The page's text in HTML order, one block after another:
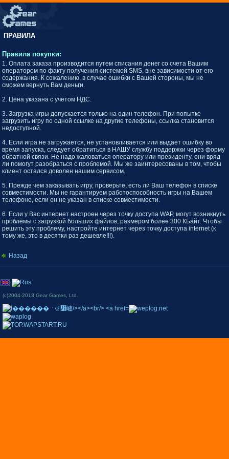
ПРАВИЛА
Правила покупки:
1. Оплата заказа производится путем списания денег со счета Вашим
оператором по факту получения системой SMS, вне зависимости от его
содержания. К сожалению, в случае ошибки с Вашей стороны, мы не
сможем вернуть Вам деньги.
2. Цена указана c учетом НДС.
3. Загрузка игры допускается только на один телефон. При попытке
загрузить игру по одной ссылке на другие телефоны, ссылка становится
недоступной.
4. Если игра не загружается, не установливается или выдает ошибку во
время запуска, следует обратиться в НАШУ службу поддержки через форму
обратной связи. Не надо жаловаться оператору или президенту, они вряд
ли помогут разобраться с проблемой. Мы же заинтересованы в том, чтобы
клиент остался доволен нашим сервисом.
5. Прежде чем заказывать игру, проверьте, есть ли Ваш телефон в списке
совместимости. Мы не гарантируем работоспособность игры на Вашем
телефоне, если он не указан в списке совместимости.
6. Если у Вас интернет настроен через точку доступа WAP, могут возникнуть
проблемы с загрузкой больших файлов, размером более 300 КБайт. Чтобы
решить эту проблему, настройте интернет через точку доступа internet (к
тому же, это в десятки раз дешевле!!!).
Назад
(c)2004-2013 Gear Games, Ltd.